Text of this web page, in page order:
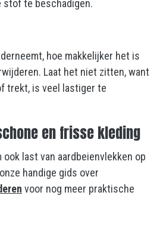
stof te beschadigen.
hoe makkelijker het is
Laat het niet zitten, want
trekt, is veel lastiger te
en frisse kleding
ook last van aardbeienvlekken op
handige gids over
voor nog meer praktische